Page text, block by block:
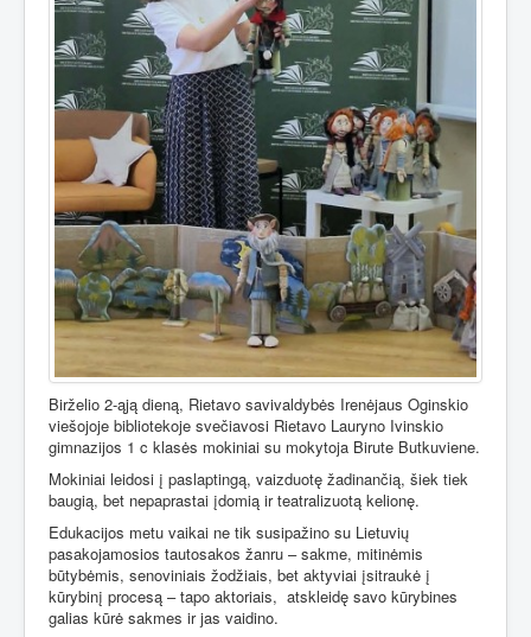
Birželio 2-ąją dieną, Rietavo savivaldybės Irenėjaus Oginskio
viešojoje bibliotekoje svečiavosi Rietavo Lauryno Ivinskio
gimnazijos 1 c klasės mokiniai su mokytoja Birute Butkuviene.
Mokiniai leidosi į paslaptingą, vaizduotę žadinančią, šiek tiek
baugią, bet nepaprastai įdomią ir teatralizuotą kelionę.
Edukacijos metu vaikai ne tik susipažino su Lietuvių
pasakojamosios tautosakos žanru – sakme, mitinėmis
būtybėmis, senoviniais žodžiais, bet aktyviai įsitraukė į
kūrybinį procesą – tapo aktoriais, atskleidę savo kūrybines
galias kūrė sakmes ir jas vaidino.